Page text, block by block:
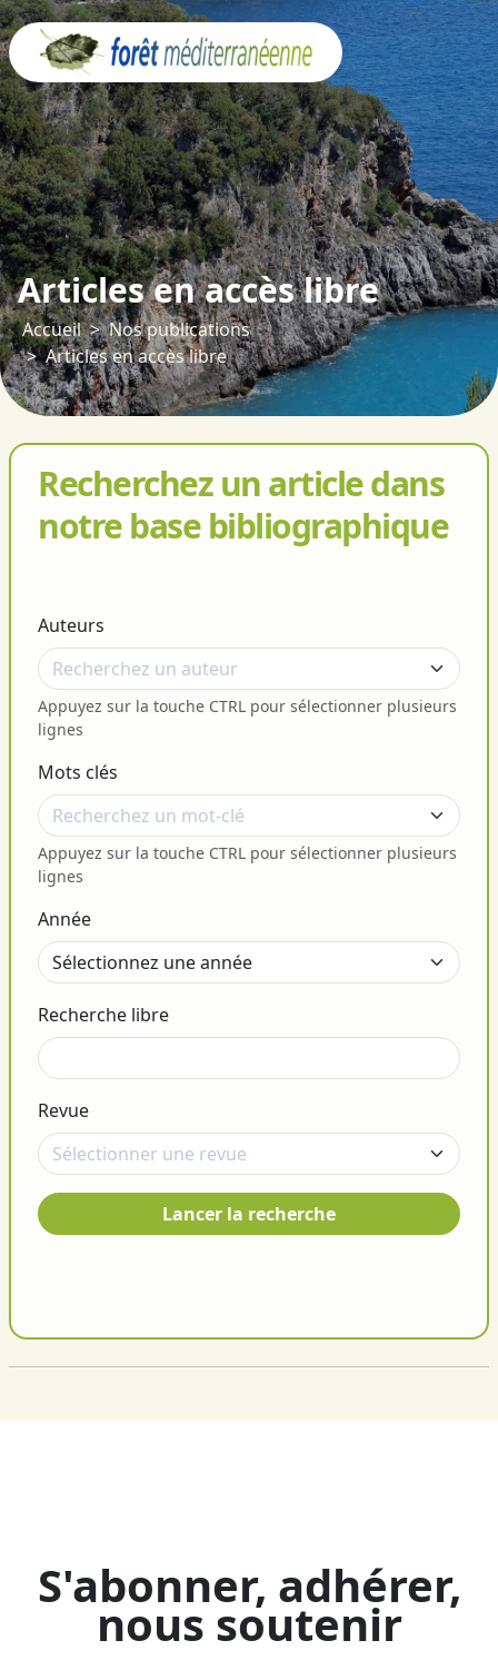
Articles en accès libre
Accueil
Nos publications
Articles en accès libre
Recherchez un article dans
notre base bibliographique
Auteurs
Appuyez sur la touche CTRL pour sélectionner plusieurs
lignes
Mots clés
Appuyez sur la touche CTRL pour sélectionner plusieurs
lignes
Année
Recherche libre
Revue
Lancer la recherche
S'abonner, adhérer,
nous soutenir
Panneau de gestion des cookies